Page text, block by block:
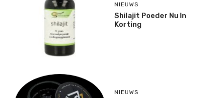
NIEUWS
Shilajit Poeder Nu In
Korting
NIEUWS